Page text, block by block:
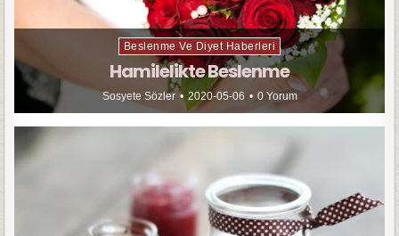
Beslenme Ve Diyet Haberleri
Hamilelikte Beslenme
Sosyete Sözler 2020-05-06 0 Yorum